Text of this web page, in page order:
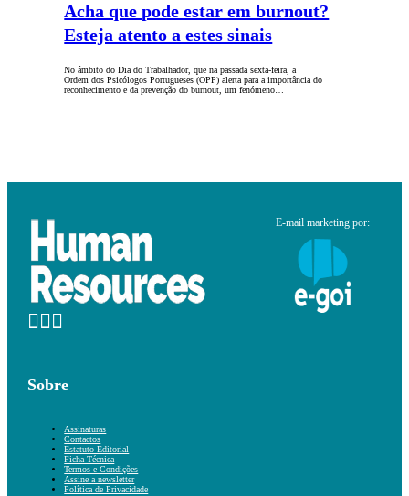
Acha que pode estar em burnout?
Esteja atento a estes sinais
No âmbito do Dia do Trabalhador, que na passada sexta-feira, a
Ordem dos Psicólogos Portugueses (OPP) alerta para a importância do
reconhecimento e da prevenção do burnout, um fenómeno…
E-mail marketing por:
Sobre
Assinaturas
Contactos
Estatuto Editorial
Ficha Técnica
Termos e Condições
Assine a newsletter
Política de Privacidade